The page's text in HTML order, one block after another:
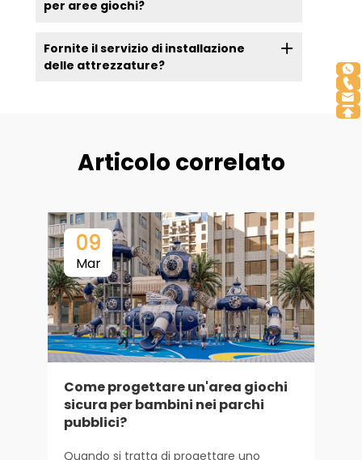
per aree giochi?
Fornite il servizio di installazione
delle attrezzature?
Articolo correlato
09
Mar
Come progettare un'area giochi
sicura per bambini nei parchi
pubblici?
Quando si tratta di progettare uno